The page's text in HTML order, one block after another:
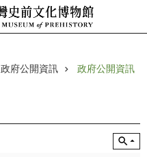
政府公開資訊 政府公開資訊